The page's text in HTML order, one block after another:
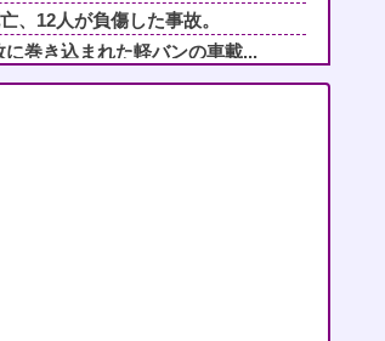
、12人が負傷した事故。
に巻き込まれた軽バンの車載...
みを取ってくれない？」と声...
シー動画を見ていた形跡が....
るし面倒だし金かかるし別に...
ていた。母「なんであんな歩...